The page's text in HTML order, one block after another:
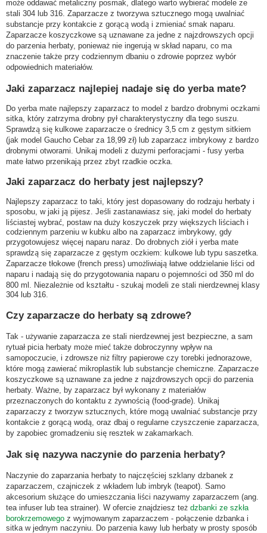
może oddawać metaliczny posmak, dlatego warto wybierać modele ze
stali 304 lub 316. Zaparzacze z tworzywa sztucznego mogą uwalniać
substancje przy kontakcie z gorącą wodą i zmieniać smak naparu.
Zaparzacze koszyczkowe są uznawane za jedne z najzdrowszych opcji
do parzenia herbaty, ponieważ nie ingerują w skład naparu, co ma
znaczenie także przy codziennym dbaniu o zdrowie poprzez wybór
odpowiednich materiałów.
Jaki zaparzacz najlepiej nadaje się do yerba mate?
Do yerba mate najlepszy zaparzacz to model z bardzo drobnymi oczkami
sitka, który zatrzyma drobny pył charakterystyczny dla tego suszu.
Sprawdzą się kulkowe zaparzacze o średnicy 3,5 cm z gęstym sitkiem
(jak model Gaucho Cebar za 18,99 zł) lub zaparzacz imbrykowy z bardzo
drobnymi otworami. Unikaj modeli z dużymi perforacjami - fusy yerba
mate łatwo przenikają przez zbyt rzadkie oczka.
Jaki zaparzacz do herbaty jest najlepszy?
Najlepszy zaparzacz to taki, który jest dopasowany do rodzaju herbaty i
sposobu, w jaki ją pijesz. Jeśli zastanawiasz się, jaki model do herbaty
liściastej wybrać, postaw na duży koszyczek przy większych liściach i
codziennym parzeniu w kubku albo na zaparzacz imbrykowy, gdy
przygotowujesz więcej naparu naraz. Do drobnych ziół i yerba mate
sprawdzą się zaparzacze z gęstym oczkiem: kulkowe lub typu saszetka.
Zaparzacze tłokowe (french press) umożliwiają łatwe oddzielanie liści od
naparu i nadają się do przygotowania naparu o pojemności od 350 ml do
800 ml. Niezależnie od kształtu - szukaj modeli ze stali nierdzewnej klasy
304 lub 316.
Czy zaparzacze do herbaty są zdrowe?
Tak - używanie zaparzacza ze stali nierdzewnej jest bezpieczne, a sam
rytuał picia herbaty może mieć także dobroczynny wpływ na
samopoczucie, i zdrowsze niż filtry papierowe czy torebki jednorazowe,
które mogą zawierać mikroplastik lub substancje chemiczne. Zaparzacze
koszyczkowe są uznawane za jedne z najzdrowszych opcji do parzenia
herbaty. Ważne, by zaparzacz był wykonany z materiałów
przeznaczonych do kontaktu z żywnością (food-grade). Unikaj
zaparzaczy z tworzyw sztucznych, które mogą uwalniać substancje przy
kontakcie z gorącą wodą, oraz dbaj o regularne czyszczenie zaparzacza,
by zapobiec gromadzeniu się resztek w zakamarkach.
Jak się nazywa naczynie do parzenia herbaty?
Naczynie do zaparzania herbaty to najczęściej szklany dzbanek z
zaparzaczem, czajniczek z wkładem lub imbryk (teapot). Samo
akcesorium służące do umieszczania liści nazywamy zaparzaczem (ang.
tea infuser lub tea strainer). W ofercie znajdziesz też dzbanki ze szkła
borokrzemowego z wyjmowanym zaparzaczem - połączenie dzbanka i
sitka w jednym naczyniu. Do parzenia kawy lub herbaty w prosty sposób